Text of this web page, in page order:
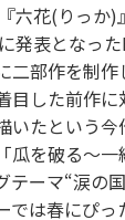
六花(りっか)
発表となっ
部作を制作
目した前作
たという今
瓜を破る～
テーマ“涙の
では春にぴっ